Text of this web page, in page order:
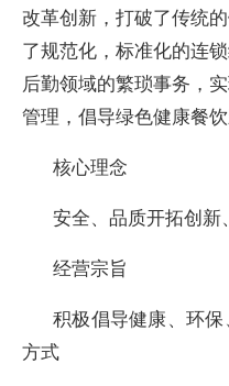
改革创新，打破了传统
了规范化，标准化的连
后勤领域的繁琐事务，
管理，倡导绿色健康餐饮
核心理念
安全、品质开拓创新
经营宗旨
积极倡导健康、环
方式